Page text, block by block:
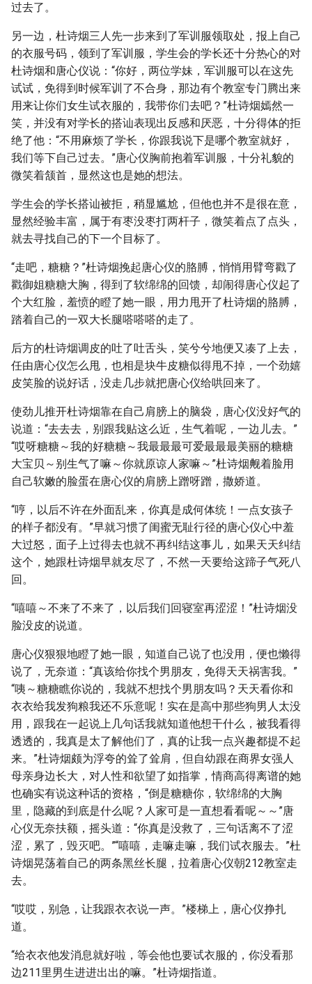
过去了。
另一边，杜诗烟三人先一步来到了军训服领取处，报上自己
的衣服号码，领到了军训服，学生会的学长还十分热心的对
杜诗烟和唐心仪说：“你好，两位学妹，军训服可以在这先
试试，免得到时候军训了不合身，那边有个教室专门腾出来
用来让你们女生试衣服的，我带你们去吧？”杜诗烟嫣然一
笑，并没有对学长的搭讪表现出反感和厌恶，十分得体的拒
绝了他：“不用麻烦了学长，你跟我说下是哪个教室就好，
我们等下自己过去。”唐心仪胸前抱着军训服，十分礼貌的
微笑着颔首，显然这也是她的想法。
学生会的学长搭讪被拒，稍显尴尬，但他也并不是很在意，
显然经验丰富，属于有枣没枣打两杆子，微笑着点了点头，
就去寻找自己的下一个目标了。
“走吧，糖糖？”杜诗烟挽起唐心仪的胳膊，悄悄用臂弯戳了
戳御姐糖糖大胸，得到了软绵绵的回馈，却闹得唐心仪起了
个大红脸，羞愤的瞪了她一眼，用力甩开了杜诗烟的胳膊，
踏着自己的一双大长腿嗒嗒嗒的走了。
后方的杜诗烟调皮的吐了吐舌头，笑兮兮地便又凑了上去，
任由唐心仪怎么甩，也相是块牛皮糖似得甩不掉，一个劲嬉
皮笑脸的说好话，没走几步就把唐心仪给哄回来了。
使劲儿推开杜诗烟靠在自己肩膀上的脑袋，唐心仪没好气的
说道：“去去去，别跟我贴这么近，生气着呢，一边儿去。”
“哎呀糖糖～我的好糖糖～我最最最可爱最最最美丽的糖糖
大宝贝～别生气了嘛～你就原谅人家嘛～”杜诗烟觍着脸用
自己软嫩的脸蛋在唐心仪的肩膀上蹭呀蹭，撒娇道。
“哼，以后不许在外面乱来，你真是成何体统！一点女孩子
的样子都没有。”早就习惯了闺蜜无耻行径的唐心仪心中羞
大过怒，面子上过得去也就不再纠结这事儿，如果天天纠结
这个，她跟杜诗烟早就友尽了，不然一天要给这蹄子气死八
回。
“嘻嘻～不来了不来了，以后我们回寝室再涩涩！”杜诗烟没
脸没皮的说道。
唐心仪狠狠地瞪了她一眼，知道自己说了也没用，便也懒得
说了，无奈道：“真该给你找个男朋友，免得天天祸害我。”
“咦～糖糖瞧你说的，我就不想找个男朋友吗？天天看你和
衣衣给我发狗粮我还不乐意呢！实在是高中那些狗男人太没
用，跟我在一起说上几句话我就知道他想干什么，被我看得
透透的，我真是太了解他们了，真的让我一点兴趣都提不起
来。”杜诗烟颇为浮夸的耸了耸肩，但自幼跟在商界女强人
母亲身边长大，对人性和欲望了如指掌，情商高得离谱的她
也确实有说这种话的资格，“倒是糖糖你，软绵绵的大胸
里，隐藏的到底是什么呢？人家可是一直想看看呢～～”唐
心仪无奈扶额，摇头道：“你真是没救了，三句话离不了涩
涩，累了，毁灭吧。”“嘻嘻，走嘛走嘛，我们试衣服去。”杜
诗烟晃荡着自己的两条黑丝长腿，拉着唐心仪朝212教室走
去。
“哎哎，别急，让我跟衣衣说一声。”楼梯上，唐心仪挣扎
道。
“给衣衣他发消息就好啦，等会他也要试衣服的，你没看那
边211里男生进进出出的嘛。”杜诗烟指道。